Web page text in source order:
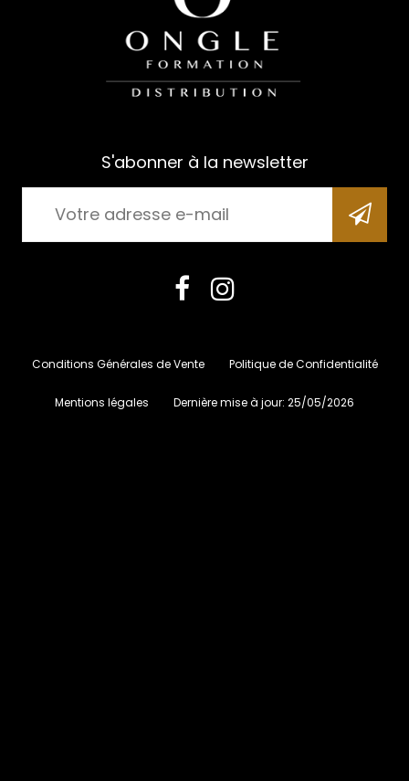
S'abonner à la newsletter
Conditions Générales de Vente Politique de Confidentialité
Mentions légales Dernière mise à jour: 25/05/2026